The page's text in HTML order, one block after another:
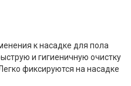
к насадке для пола
и гигиеничную очистку
фиксируются на насадке